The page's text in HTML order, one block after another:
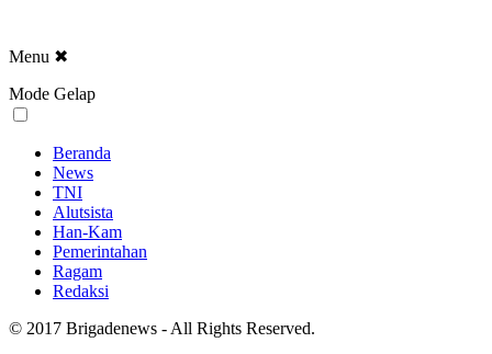
Menu ✖
Mode Gelap
Beranda
News
TNI
Alutsista
Han-Kam
Pemerintahan
Ragam
Redaksi
© 2017 Brigadenews - All Rights Reserved.